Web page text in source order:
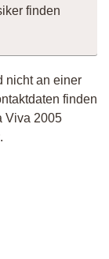
finden
nicht an einer
finden
Viva 2005
.